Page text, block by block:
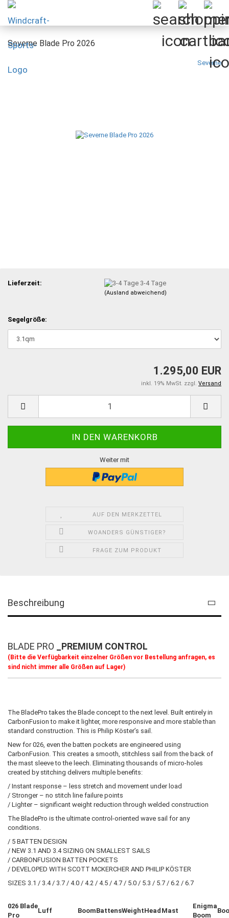
Severne Blade Pro 2026
Severne
Lieferzeit: 3-4 Tage
(Ausland abweichend)
Segelgröße:
1.295,00 EUR
inkl. 19% MwSt. zzgl. Versand
Weiter mit
AUF DEN MERKZETTEL
WOANDERS GÜNSTIGER?
FRAGE ZUM PRODUKT
Beschreibung
BLADE PRO _PREMIUM CONTROL
(Bitte die Verfügbarkeit einzelner Größen vor Bestellung anfragen, es
sind nicht immer alle Größen auf Lager)
The BladePro takes the Blade concept to the next level. Built entirely in
CarbonFusion to make it lighter, more responsive and more stable than
standard construction. This is Philip Köster’s sail.
New for 026, even the batten pockets are engineered using
CarbonFusion. This creates a smooth, stitchless sail from the back of
the mast sleeve to the leech. Eliminating thousands of micro-holes
created by stitching delivers multiple benefits:
/ Instant response – less stretch and movement under load
/ Stronger – no stitch line failure points
/ Lighter – significant weight reduction through welded construction
The BladePro is the ultimate control-oriented wave sail for any
conditions.
/ 5 BATTEN DESIGN
/ NEW 3.1 AND 3.4 SIZING ON SMALLEST SAILS
/ CARBONFUSION BATTEN POCKETS
/ DEVELOPED WITH SCOTT MCKERCHER AND PHILIP KÖSTER
SIZES 3.1 / 3.4 / 3.7 / 4.0 / 4.2 / 4.5 / 4.7 / 5.0 / 5.3 / 5.7 / 6.2 / 6.7
026 Blade
Pro
Luff BoomBattensWeightHead Mast
Enigma
Boom